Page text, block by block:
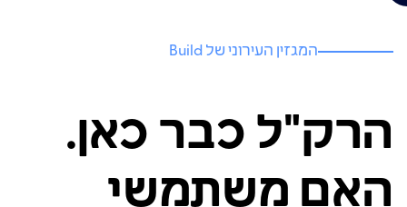
המגזין העירוני של Build
הרק"ל כבר כאן.
האם משתמשי